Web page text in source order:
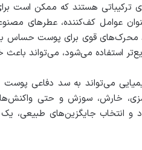
ترکیباتی هستند که ممکن است
عوامل کف‌کننده، عطرهای
قوی برای پوست حساس
استفاده می‌شود، می‌تواند
می‌تواند به سد دفاعی
خارش، سوزش و حتی
و انتخاب جایگزین‌های طبیعی،